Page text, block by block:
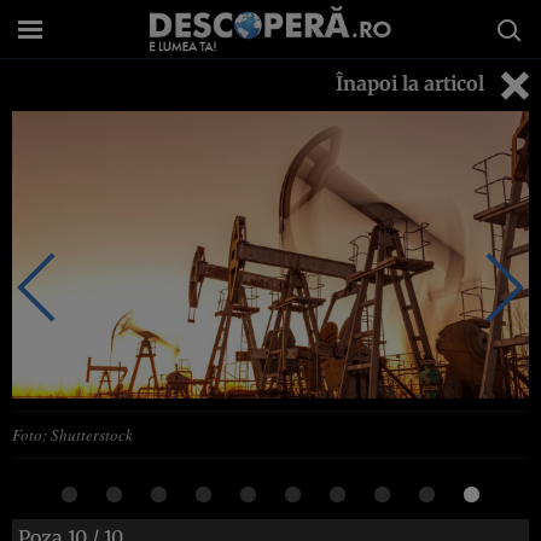
Înapoi la articol
Foto: Shutterstock